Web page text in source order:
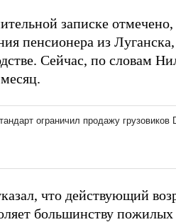
записке
пенсионера из
Сейчас, по словам
что действующий
большинству